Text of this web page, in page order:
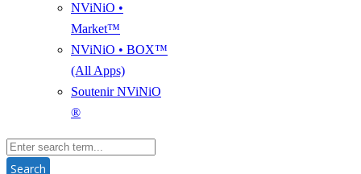
NViNiO •
Market™
NViNiO • BOX™
(All Apps)
Soutenir NViNiO
®